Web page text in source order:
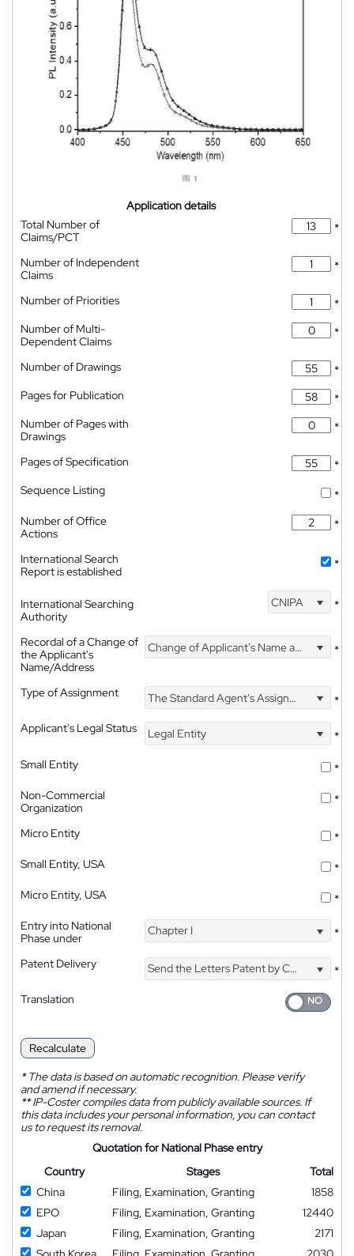
Application details
Total Number of
Claims/PCT
*
Number of Independent
Claims
*
Number of Priorities
*
Number of Multi-
Dependent Claims
*
Number of Drawings
*
Pages for Publication
*
Number of Pages with
Drawings
*
Pages of Specification
*
Sequence Listing
*
Number of Office
Actions
*
International Search
Report is established
*
International Searching
Authority
CNIPA *
Recordal of a Change of
the Applicant's
Name/Address
Change of Applicant's Name and Address *
Type of Assignment The Standard Agent's Assignment
*
Applicant's Legal Status
Legal Entity
*
Small Entity
*
Non-Commercial
Organization
*
Micro Entity
*
Small Entity, USA
*
Micro Entity, USA
*
Entry into National
Phase under
Chapter I *
Patent Delivery Send the Letters Patent by Courier
*
Translation
Recalculate
*The data is based on automatic recognition. Please verify
and amend if necessary.
**IP-Coster compiles data from publicly available sources. If
this data includes your personal information, you can contact
us to request its removal.
Quotation for National Phase entry
Country
Stages
Total
China
Filing, Examination, Granting
1858
EPO
Filing, Examination, Granting
12440
Japan
Filing, Examination, Granting
2171